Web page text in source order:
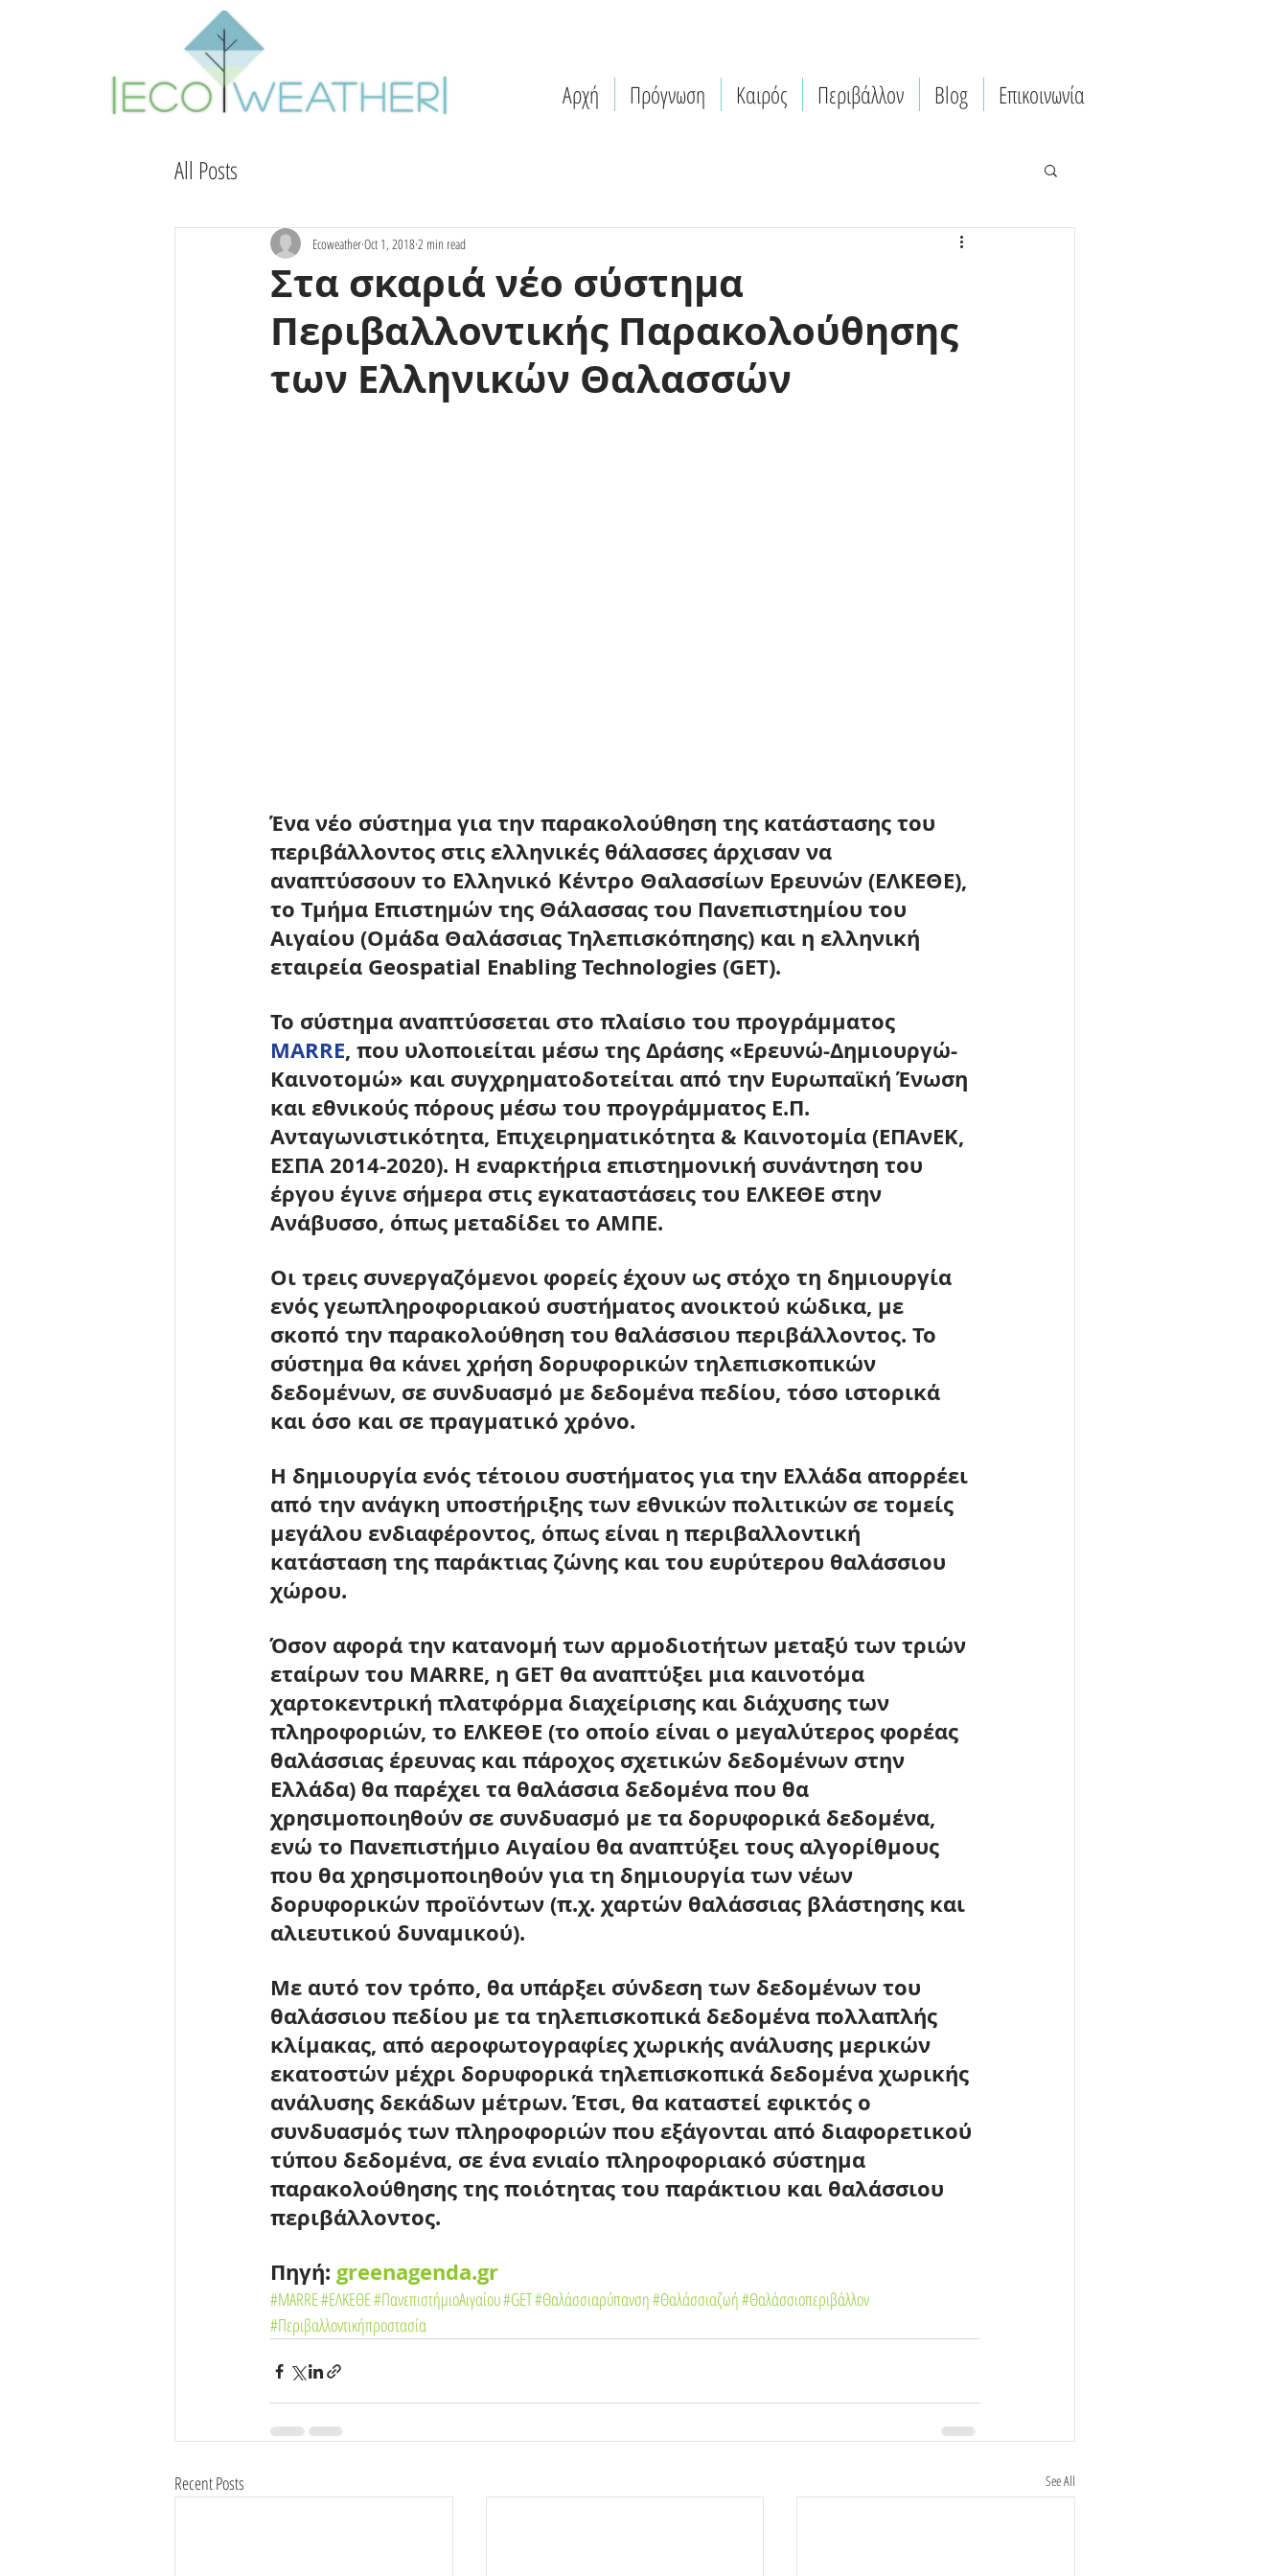
Αρχή Πρόγνωση Καιρός Περιβάλλον Blog Επικοινωνία
All Posts
Στα σκαριά νέο σύστημα
Περιβαλλοντικής Παρακολούθησης
των Ελληνικών Θαλασσών
EcoweatherOct 1, 2018 2 min read
Ένα νέο σύστημα για την παρακολούθηση της κατάστασης του
περιβάλλοντος στις ελληνικές θάλασσες άρχισαν να
αναπτύσσουν το Ελληνικό Κέντρο Θαλασσίων Ερευνών (ΕΛΚΕΘΕ),
το Τμήμα Επιστημών της Θάλασσας του Πανεπιστημίου του
Αιγαίου (Ομάδα Θαλάσσιας Τηλεπισκόπησης) και η ελληνική
εταιρεία Geospatial Enabling Technologies (GET).
Το σύστημα αναπτύσσεται στο πλαίσιο του προγράμματος
MARRE, που υλοποιείται μέσω της Δράσης «Ερευνώ-Δημιουργώ-
Καινοτομώ» και συγχρηματοδοτείται από την Ευρωπαϊκή Ένωση
και εθνικούς πόρους μέσω του προγράμματος Ε.Π.
Ανταγωνιστικότητα, Επιχειρηματικότητα & Καινοτομία (ΕΠΑνΕΚ,
ΕΣΠΑ 2014-2020). Η εναρκτήρια επιστημονική συνάντηση του
έργου έγινε σήμερα στις εγκαταστάσεις του ΕΛΚΕΘΕ στην
Ανάβυσσο, όπως μεταδίδει το ΑΜΠΕ.
Οι τρεις συνεργαζόμενοι φορείς έχουν ως στόχο τη δημιουργία
ενός γεωπληροφοριακού συστήματος ανοικτού κώδικα, με
σκοπό την παρακολούθηση του θαλάσσιου περιβάλλοντος. Το
σύστημα θα κάνει χρήση δορυφορικών τηλεπισκοπικών
δεδομένων, σε συνδυασμό με δεδομένα πεδίου, τόσο ιστορικά
και όσο και σε πραγματικό χρόνο.
Η δημιουργία ενός τέτοιου συστήματος για την Ελλάδα απορρέει
από την ανάγκη υποστήριξης των εθνικών πολιτικών σε τομείς
μεγάλου ενδιαφέροντος, όπως είναι η περιβαλλοντική
κατάσταση της παράκτιας ζώνης και του ευρύτερου θαλάσσιου
χώρου.
Όσον αφορά την κατανομή των αρμοδιοτήτων μεταξύ των τριών
εταίρων του MARRE, η GET θα αναπτύξει μια καινοτόμα
χαρτοκεντρική πλατφόρμα διαχείρισης και διάχυσης των
πληροφοριών, το ΕΛΚΕΘΕ (το οποίο είναι ο μεγαλύτερος φορέας
θαλάσσιας έρευνας και πάροχος σχετικών δεδομένων στην
Ελλάδα) θα παρέχει τα θαλάσσια δεδομένα που θα
χρησιμοποιηθούν σε συνδυασμό με τα δορυφορικά δεδομένα,
ενώ το Πανεπιστήμιο Αιγαίου θα αναπτύξει τους αλγορίθμους
που θα χρησιμοποιηθούν για τη δημιουργία των νέων
δορυφορικών προϊόντων (π.χ. χαρτών θαλάσσιας βλάστησης και
αλιευτικού δυναμικού).
Με αυτό τον τρόπο, θα υπάρξει σύνδεση των δεδομένων του
θαλάσσιου πεδίου με τα τηλεπισκοπικά δεδομένα πολλαπλής
κλίμακας, από αεροφωτογραφίες χωρικής ανάλυσης μερικών
εκατοστών μέχρι δορυφορικά τηλεπισκοπικά δεδομένα χωρικής
ανάλυσης δεκάδων μέτρων. Έτσι, θα καταστεί εφικτός ο
συνδυασμός των πληροφοριών που εξάγονται από διαφορετικού
τύπου δεδομένα, σε ένα ενιαίο πληροφοριακό σύστημα
παρακολούθησης της ποιότητας του παράκτιου και θαλάσσιου
περιβάλλοντος.
Πηγή: greenagenda.gr
#MARRE#ΕΛΚΕΘΕ#ΠανεπιστήμιοΑιγαίου#GET#Θαλάσσιαρύπανση#Θαλάσσιαζωή#Θαλάσσιοπεριβάλλον
#Περιβαλλοντικήπροστασία
Recent Posts See All